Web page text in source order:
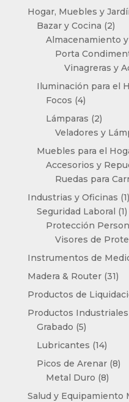
Hogar, Muebles y
Bazar y Cocina 22
Almacenamiento
Porta
Vinagreras y
Iluminación para el
Focos 44
productos
Lámparas 22
Veladores y
Muebles para el
Accesorios y
Ruedas para
Industrias y Oficinas 11
Seguridad Laboral 11
Protección
Visores de
Instrumentos de
Madera & Router 3131
Productos de
Productos Industriales
Grabado 55
productos
Lubricantes 1414
Picos de Arenar 88
Metal Duro 88
Salud y Equipamiento